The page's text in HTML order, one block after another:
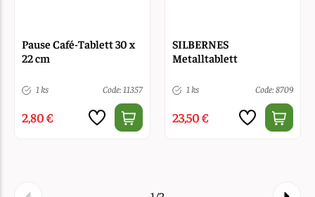
Pause Café-Tablett 30 x
22 cm
1 ks Code: 11357
2,80 €
SILBERNES
Metalltablett
1 ks Code: 8709
23,50 €